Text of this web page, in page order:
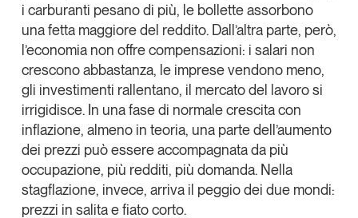
Tendenze è il magazine di GS1 Italy che racconta in
modo indipendente il cambiamento e le sfide del largo
consumo e dell’economia a professionisti e
consumatori
GS1 Italy GS1 Italy GS1 Italy
Tendenze
GS1 Italy
i carburanti pesano di più, le bollette assorbono
una fetta maggiore del reddito. Dall’altra parte, però,
l’economia non offre compensazioni: i salari non
crescono abbastanza, le imprese vendono meno,
gli investimenti rallentano, il mercato del lavoro si
irrigidisce. In una fase di normale crescita con
inflazione, almeno in teoria, una parte dell’aumento
dei prezzi può essere accompagnata da più
occupazione, più redditi, più domanda. Nella
stagflazione, invece, arriva il peggio dei due mondi:
prezzi in salita e fiato corto.